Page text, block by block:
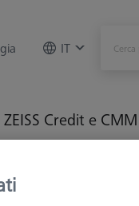
IT
ZEISS Credit e
Sistemi di fissaggio